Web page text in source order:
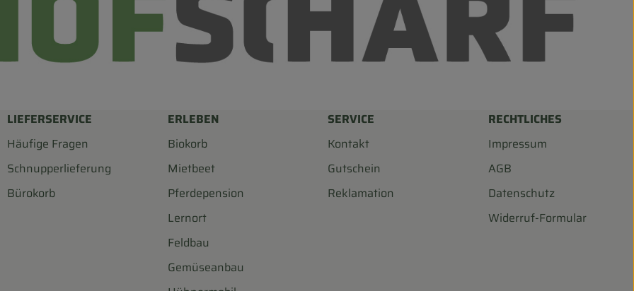
LIEFERSERVICE
Häufige Fragen
Schnupperlieferung
Bürokorb
ERLEBEN
Biokorb
Mietbeet
Pferdepension
Lernort
Feldbau
Gemüseanbau
SERVICE
Kontakt
Gutschein
Reklamation
RECHTLICHES
Impressum
AGB
Datenschutz
Widerruf-Formular